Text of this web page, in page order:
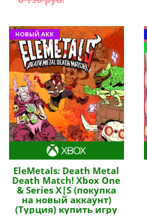
НОВЫЙ АКК
EleMetals: Death Metal
Death Match! Xbox One
& Series X|S (покупка
на новый аккаунт)
(Турция) купить игру